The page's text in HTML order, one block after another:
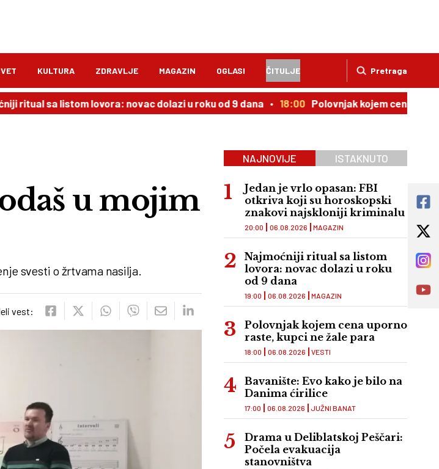
Pretraga
KULTURA ZDRAVLJE MAGAZIN OGLASI ČITULJE
sa listom lovora: novac dolazi u roku od 9 dana 18:00 Polovnjak kojem cena uporno
u mojim
svesti o žrtvama nasilja.
vest:
NAJNOVIJE ISTAKNUTO
Jedan je vrlo opasan: FBI
otkriva koji su horoskopski
znakovi najskloniji kriminalu
MAGAZIN
20:00 06.08.2026
Najmoćniji ritual sa listom
lovora: novac dolazi u roku
od 9 dana
MAGAZIN
19:00 06.08.2026
Polovnjak kojem cena uporno
raste, kupci ne žale para
VESTI
18:00 06.08.2026
Bavanište: Evo kako je bilo na
Danima ćirilice
JUŽNI BANAT
17:00 06.08.2026
Drama u Deliblatskoj Peščari:
Počela evakuacija
stanovništva